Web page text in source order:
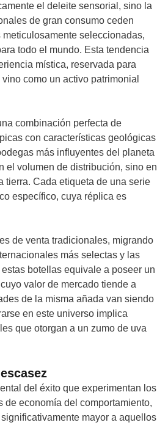
el deleite sensorial, sino la
de gran consumo ceden
seleccionadas,
todo el mundo. Esta tendencia
mística, reservada para
como un activo patrimonial
combinación perfecta de
con características geológicas
más influyentes del planeta
el volumen de distribución, sino en
tierra. Cada etiqueta de una serie
específico, cuya réplica es
de venta tradicionales, migrando
más selectas y las
botellas equivale a poseer un
valor de mercado tiende a
de la misma añada van siendo
en este universo implica
que otorgan a un zumo de uva
del éxito que experimentan los
de economía del comportamiento,
mayor a aquellos